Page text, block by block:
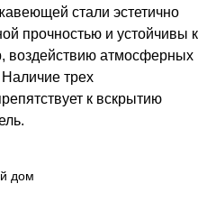
стали эстетично
прочностью и устойчивы к
воздействию атмосферных
трех
к вскрытию
дом